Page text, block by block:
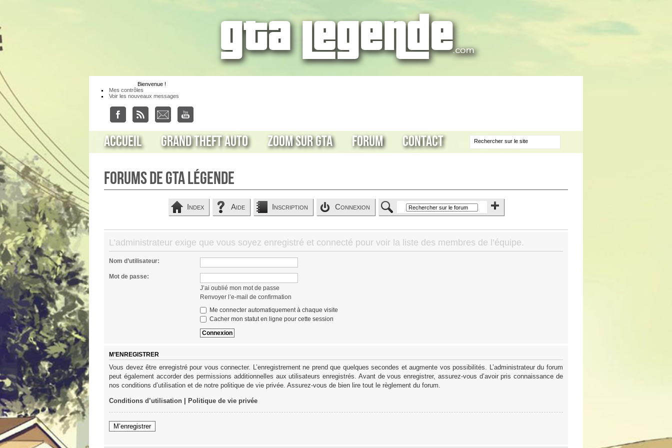
Bienvenue !
Mes contrôles
Voir les nouveaux messages
Accueil Grand Theft Auto Zoom sur GTA Forum Contact
Forums de GTA Légende
Index Aide Inscription Connexion
L’administrateur exige que vous soyez enregistré et connecté pour voir la liste des membres de l’équipe.
Nom d’utilisateur:
Mot de passe:
J’ai oublié mon mot de passe
Renvoyer l’e-mail de confirmation
Me connecter automatiquement à chaque visite
Cacher mon statut en ligne pour cette session
M’ENREGISTRER
Vous devez être enregistré pour vous connecter. L’enregistrement ne prend que quelques secondes et augmente vos possibilités. L’administrateur du forum
peut également accorder des permissions additionnelles aux utilisateurs enregistrés. Avant de vous enregistrer, assurez-vous d’avoir pris connaissance de
nos conditions d’utilisation et de notre politique de vie privée. Assurez-vous de bien lire tout le règlement du forum.
Conditions d’utilisation Politique de vie privée
M’enregistrer